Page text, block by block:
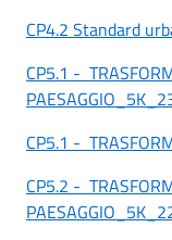
CP4.2 Standard
CP5.1 -
CP5.1 -
CP5.2 -